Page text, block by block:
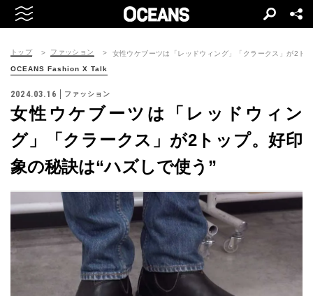
トップ ファッション 女性ウケブーツは「レッドウィング」「クラークス」が2ト
OCEANS Fashion X Talk
2024.03.16 ファッション
女性ウケブーツは「レッドウィン
グ」「クラークス」が2トップ。好印
象の秘訣は“ハズしで使う”